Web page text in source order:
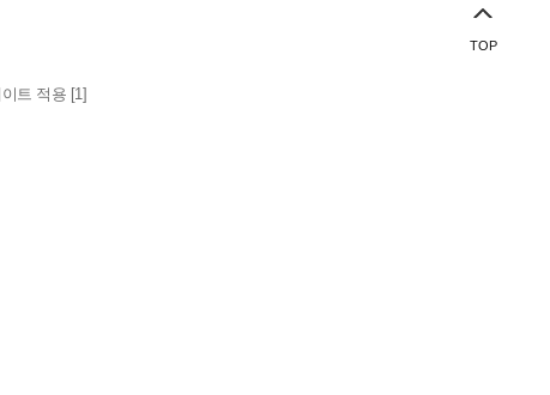
트 적용 [1]
TOP